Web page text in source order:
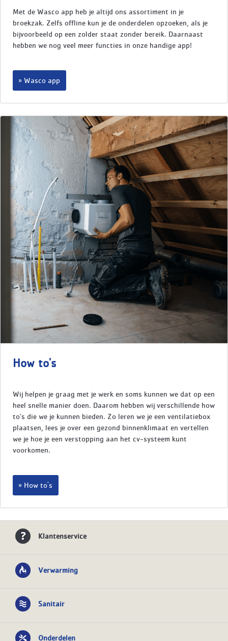
Met de Wasco app heb je altijd ons assortiment in je
broekzak. Zelfs offline kun je de onderdelen opzoeken, als je
bijvoorbeeld op een zolder staat zonder bereik. Daarnaast
hebben we nog veel meer functies in onze handige app!
Wasco app
How to's
Wij helpen je graag met je werk en soms kunnen we dat op een
heel snelle manier doen. Daarom hebben wij verschillende how
to’s die we je kunnen bieden. Zo leren we je een ventilatiebox
plaatsen, lees je over een gezond binnenklimaat en vertellen
we je hoe je een verstopping aan het cv-systeem kunt
voorkomen.
How to's
Klantenservice
Verwarming
Sanitair
Onderdelen